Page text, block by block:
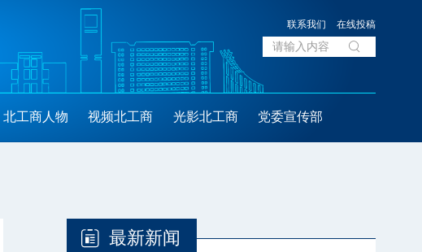
在线投稿
联系我们
北工商人物 视频北工商 光影北工商 党委宣传部
最新新闻